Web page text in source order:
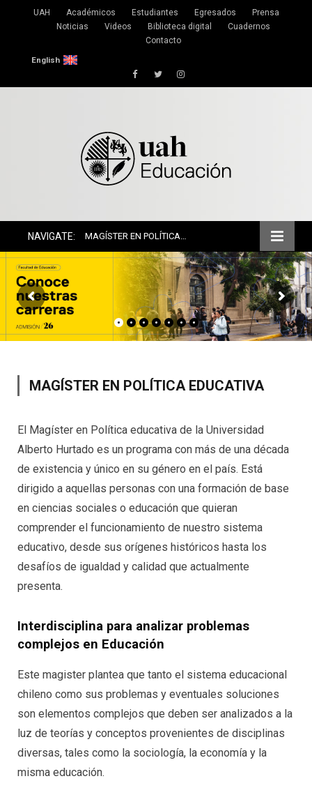
UAH Académicos Estudiantes Egresados
Prensa
Noticias
Videos Biblioteca digital
Cuadernos
Contacto
English
FacebookTwitterInstagram
NAVIGATE: MAGÍSTER EN POLÍTICA EDUCATIVA
MAGÍSTER EN POLÍTICA EDUCATIVA
El Magíster en Política educativa de la Universidad
Alberto Hurtado es un programa con más de una década
de existencia y único en su género en el país. Está
dirigido a aquellas personas con una formación de base
en ciencias sociales o educación que quieran
comprender el funcionamiento de nuestro sistema
educativo, desde sus orígenes históricos hasta los
desafíos de igualdad y calidad que actualmente
presenta.
Interdisciplina para analizar problemas
complejos en Educación
Este magister plantea que tanto el sistema educacional
chileno como sus problemas y eventuales soluciones
son elementos complejos que deben ser analizados a la
luz de teorías y conceptos provenientes de disciplinas
diversas, tales como la sociología, la economía y la
misma educación.